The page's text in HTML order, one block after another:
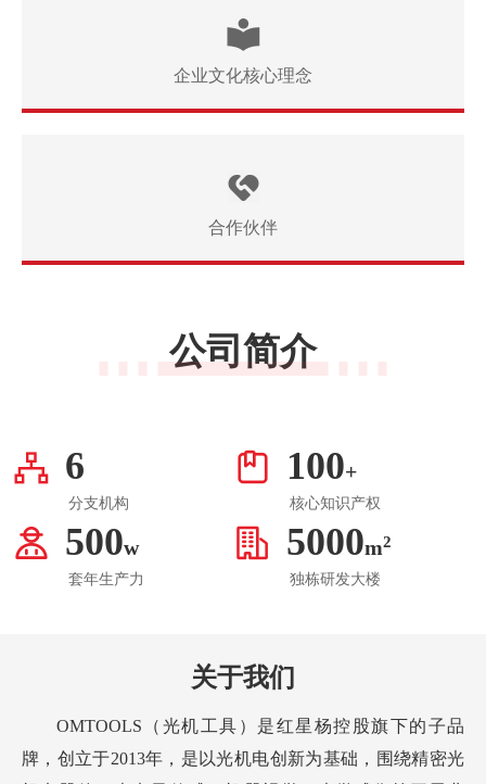
企业文化核心理念
合作伙伴
公司简介
6
分支机构
100+
核心知识产权
500w
套年生产力
5000m2
独栋研发大楼
关于我们
OMTOOLS（光机工具）是红星杨控股旗下的子品
牌，创立于2013年，是以光机电创新为基础，围绕精密光